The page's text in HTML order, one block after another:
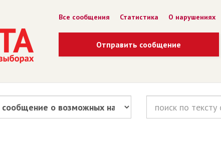
Все сообщения Статистика О нарушениях
Отправить сообщение